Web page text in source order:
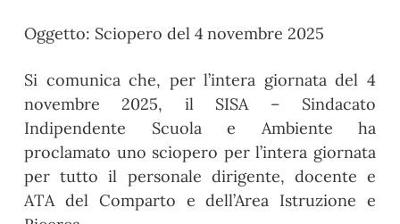
Oggetto: Sciopero del 4 novembre 2025
Si comunica che, per l’intera giornata del 4
novembre 2025, il SISA – Sindacato
Indipendente Scuola e Ambiente ha
proclamato uno sciopero per l’intera giornata
per tutto il personale dirigente, docente e
ATA del Comparto e dell’Area Istruzione e